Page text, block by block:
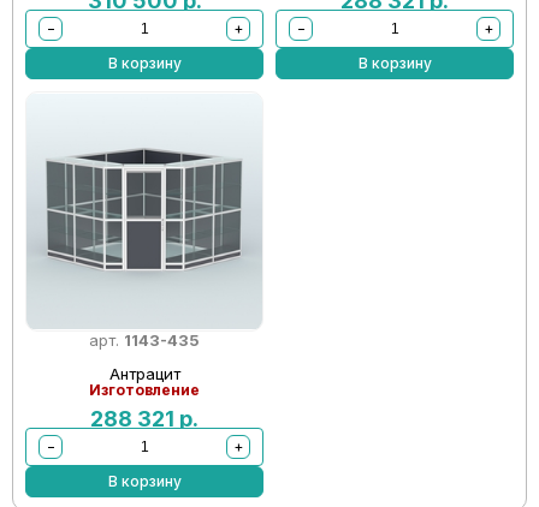
−
+
В корзину
−
+
В корзину
арт. 1143-435
Антрацит
Изготовление
288 321 р.
−
+
В корзину